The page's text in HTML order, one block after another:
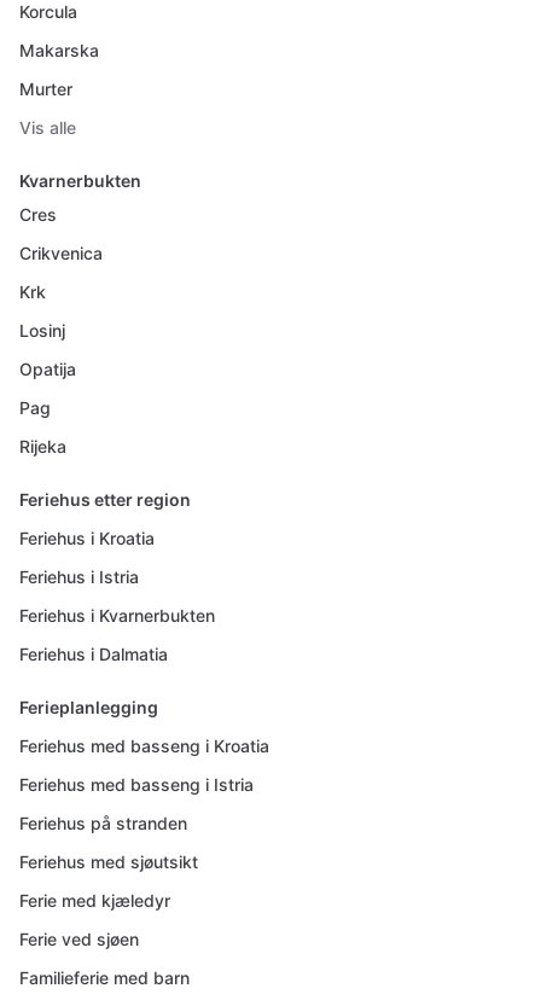
Korcula
Makarska
Murter
Vis alle
Kvarnerbukten
Cres
Crikvenica
Krk
Losinj
Opatija
Pag
Rijeka
Feriehus etter region
Feriehus i Kroatia
Feriehus i Istria
Feriehus i Kvarnerbukten
Feriehus i Dalmatia
Ferieplanlegging
Feriehus med basseng i Kroatia
Feriehus med basseng i Istria
Feriehus på stranden
Feriehus med sjøutsikt
Ferie med kjæledyr
Ferie ved sjøen
Familieferie med barn